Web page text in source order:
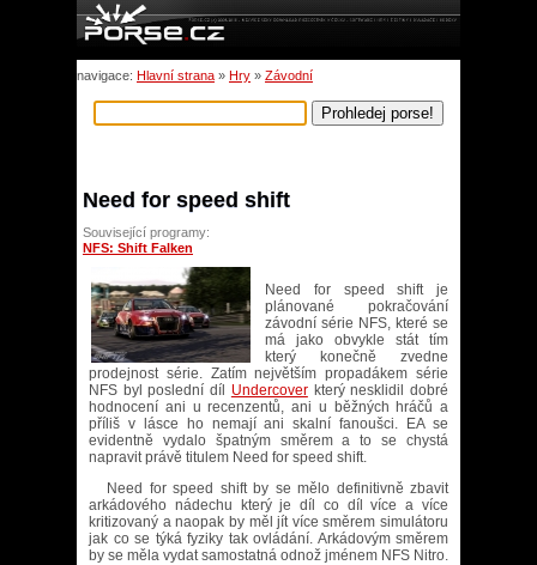
navigace: Hlavní strana » Hry » Závodní
Need for speed shift
Související programy:
NFS: Shift Falken
Need for speed shift je
plánované pokračování
závodní série NFS, které se
má jako obvykle stát tím
který konečně zvedne
prodejnost série. Zatím největším propadákem série
NFS byl poslední díl Undercoverkterý nesklidil dobré
hodnocení ani u recenzentů, ani u běžných hráčů a
příliš v lásce ho nemají ani skalní fanoušci. EA se
evidentně vydalo špatným směrem a to se chystá
napravit právě titulem Need for speed shift.
Need for speed shift by se mělo definitivně zbavit
arkádového nádechu který je díl co díl více a více
kritizovaný a naopak by měl jít více směrem simulátoru
jak co se týká fyziky tak ovládání. Arkádovým směrem
by se měla vydat samostatná odnož jménem NFS Nitro.